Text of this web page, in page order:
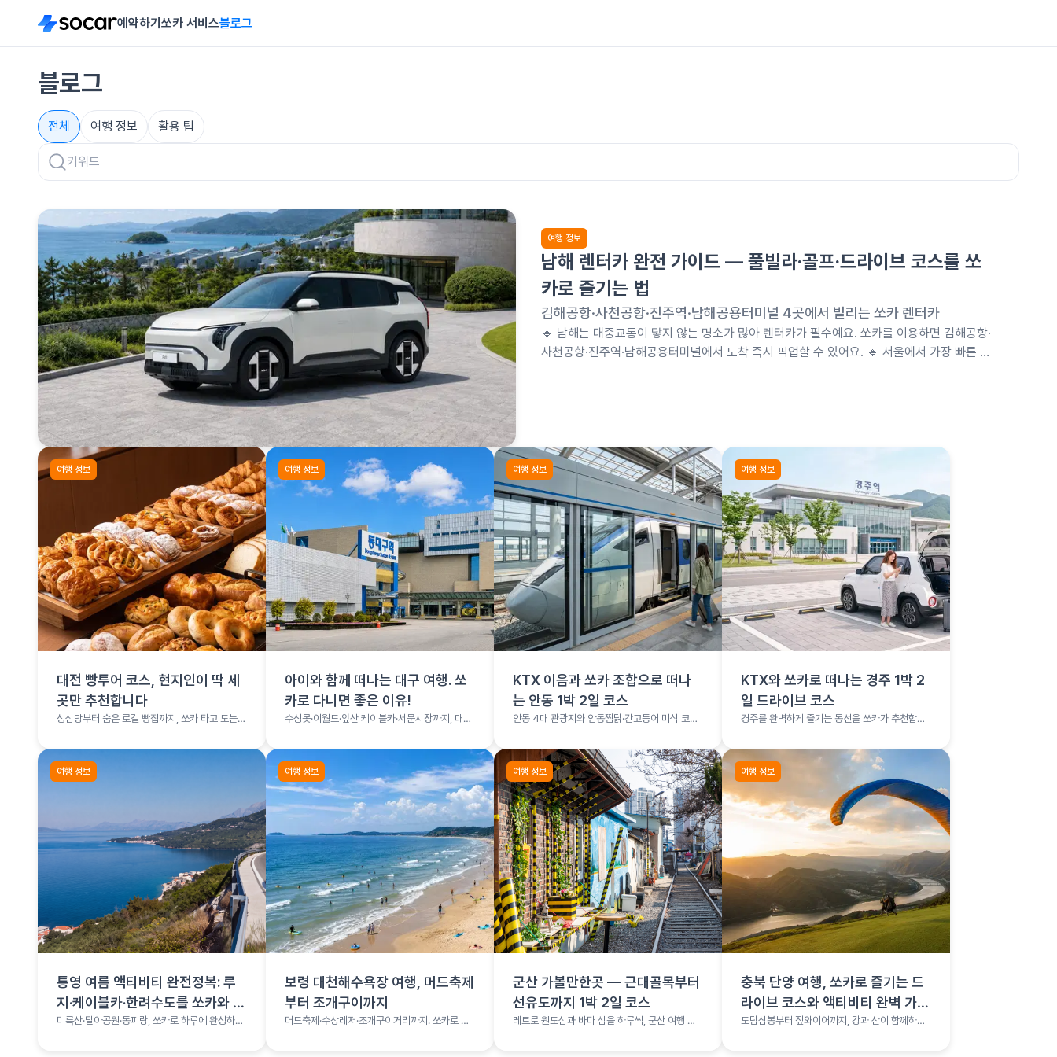
예약하기 쏘카 서비스블로그
블로그
전체 여행 정보 활용 팁
여행 정보
남해 렌터카 완전 가이드 — 풀빌라·골프·드라이브 코스를 쏘
카로 즐기는 법
김해공항·사천공항·진주역·남해공용터미널 4곳에서 빌리는 쏘카 렌터카
🔹 남해는 대중교통이 닿지 않는 명소가 많아 렌터카가 필수예요. 쏘카를 이용하면 김해공항·
사천공항·진주역·남해공용터미널에서 도착 즉시 픽업할 수 있어요. 🔹 서울에서 가장 빠른 조
여행 정보
대전 빵투어 코스, 현지인이 딱 세
곳만 추천합니다
성심당부터 숨은 로컬 빵집까지, 쏘카 타고 도는
여행 정보
아이와 함께 떠나는 대구 여행. 쏘
카로 다니면 좋은 이유!
수성못·이월드·앞산 케이블카·서문시장까지, 대구
여행 정보
KTX 이음과 쏘카 조합으로 떠나
는 안동 1박 2일 코스
안동 4대 관광지와 안동찜닭·간고등어 미식 코스
여행 정보
KTX와 쏘카로 떠나는 경주 1박 2
일 드라이브 코스
경주를 완벽하게 즐기는 동선을 쏘카가 추천합니
여행 정보
통영 여름 액티비티 완전정복: 루
지·케이블카·한려수도를 쏘카와 함
께
미륵산·달아공원·동피랑, 쏘카로 하루에 완성하는
여행 정보
보령 대천해수욕장 여행, 머드축제
부터 조개구이까지
머드축제·수상레저·조개구이거리까지. 쏘카로 떠
여행 정보
군산 가볼만한곳 — 근대골목부터
선유도까지 1박 2일 코스
레트로 원도심과 바다 섬을 하루씩, 군산 여행 총
여행 정보
충북 단양 여행, 쏘카로 즐기는 드
라이브 코스와 액티비티 완벽 가이
드
도담삼봉부터 짚와이어까지, 강과 산이 함께하는